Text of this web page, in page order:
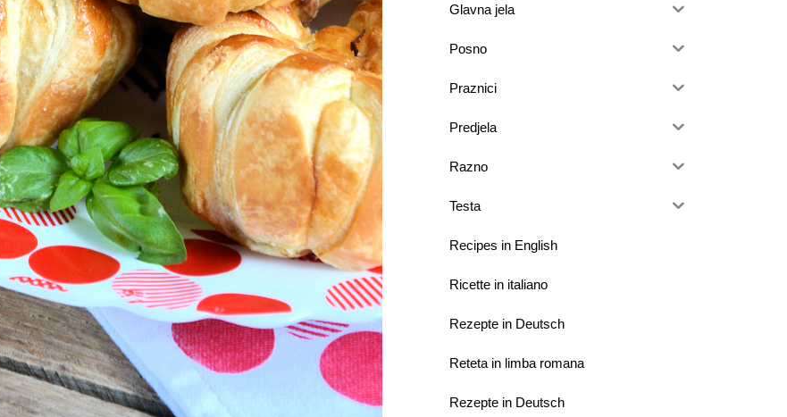
Glavna jela
Posno
Praznici
Predjela
Razno
Testa
Recipes in English
Ricette in italiano
Rezepte in Deutsch
Reteta in limba romana
Rezepte in Deutsch